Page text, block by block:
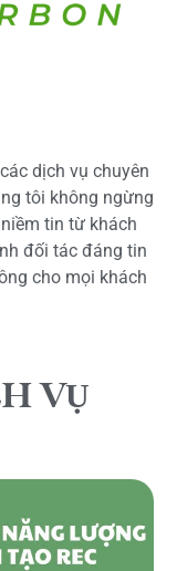
dịch vụ chuyên
tôi không ngừng
tin từ khách
đối tác đáng tin
cho mọi khách
VỤ